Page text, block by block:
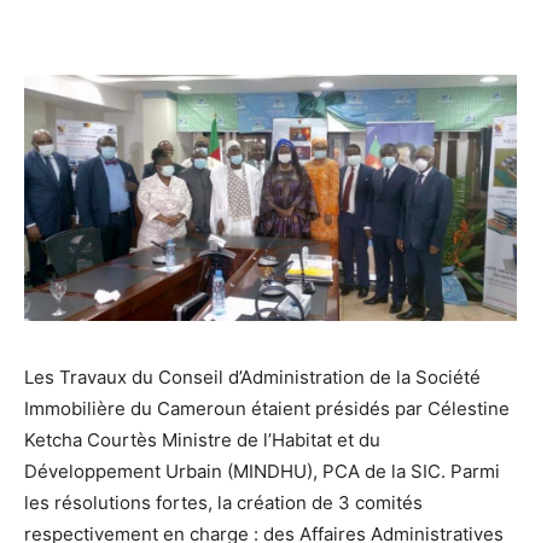
Les Travaux du Conseil d’Administration de la Société
Immobilière du Cameroun étaient présidés par Célestine
Ketcha Courtès Ministre de l’Habitat et du
Développement Urbain (MINDHU), PCA de la SIC. Parmi
les résolutions fortes, la création de 3 comités
respectivement en charge : des Affaires Administratives